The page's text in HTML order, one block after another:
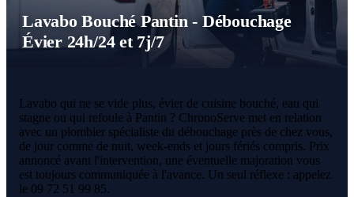
Lavabo Bouché Pantin - Débouchage
Évier 24h/24 et 7j/7
Lavabo qui ne se vide plus, évier de cuisine bouché, eau qui
stagne ou qui refoule à Pantin ? ChronoServe met en relation
avec un plombier spécialiste du débouchage près de chez vous,
de jour comme de nuit, week-ends et jours fériés compris. Prix
annoncé avant l'intervention, une éventuelle majoration vous
est toujours communiquée à l'avance. Un seul réflexe : appelez
le 09 72 51 99 85.